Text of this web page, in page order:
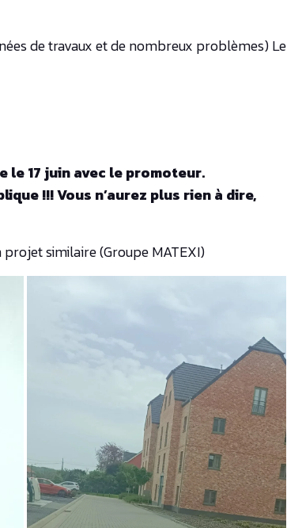
de travaux et de nombreux problèmes) Le
le 17 juin avec le promoteur.
!!! Vous n’aurez plus rien à dire,
similaire (Groupe MATEXI)